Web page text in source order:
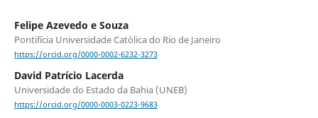
Felipe Azevedo e Souza
Pontifícia Universidade Católica do Rio de Janeiro
https://orcid.org/0000-0002-6232-3273
David Patrício Lacerda
Universidade do Estado da Bahia (UNEB)
https://orcid.org/0000-0003-0223-9683